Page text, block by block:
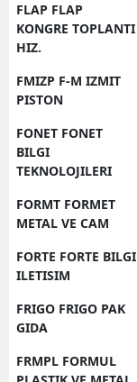
FLAP FLAP
KONGRE TOPLANTI
HIZ.
FMIZP F-M IZMIT
PISTON
FONET FONET
BILGI
TEKNOLOJILERI
FORMT FORMET
METAL VE CAM
FORTE FORTE BILGI
ILETISIM
FRIGO FRIGO PAK
GIDA
FRMPL FORMUL